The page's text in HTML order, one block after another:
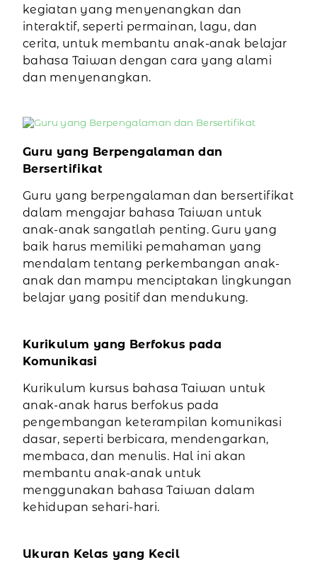
kegiatan yang menyenangkan dan
interaktif, seperti permainan, lagu, dan
cerita, untuk membantu anak-anak belajar
bahasa Taiwan dengan cara yang alami
dan menyenangkan.
Guru yang Berpengalaman dan
Bersertifikat
Guru yang berpengalaman dan bersertifikat
dalam mengajar bahasa Taiwan untuk
anak-anak sangatlah penting. Guru yang
baik harus memiliki pemahaman yang
mendalam tentang perkembangan anak-
anak dan mampu menciptakan lingkungan
belajar yang positif dan mendukung.
Kurikulum yang Berfokus pada
Komunikasi
Kurikulum kursus bahasa Taiwan untuk
anak-anak harus berfokus pada
pengembangan keterampilan komunikasi
dasar, seperti berbicara, mendengarkan,
membaca, dan menulis. Hal ini akan
membantu anak-anak untuk
menggunakan bahasa Taiwan dalam
kehidupan sehari-hari.
Ukuran Kelas yang Kecil